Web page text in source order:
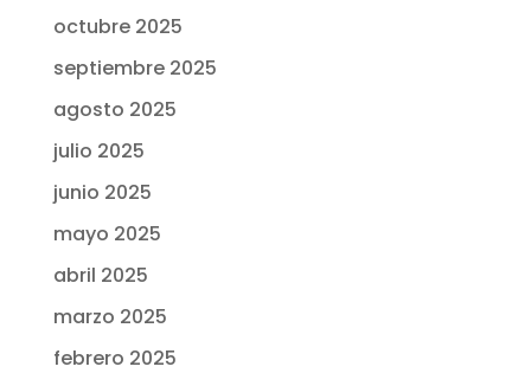
octubre 2025
septiembre 2025
agosto 2025
julio 2025
junio 2025
mayo 2025
abril 2025
marzo 2025
febrero 2025